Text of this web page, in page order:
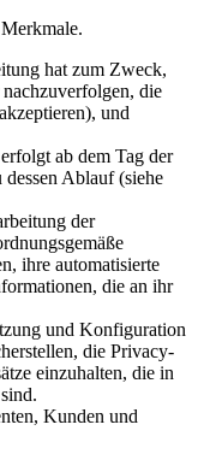
hat zum Zweck,
die
und
ab dem Tag der
Ablauf (siehe
der
ihre automatisierte
die an ihr
und Konfiguration
die Privacy-
einzuhalten, die in
Kunden und